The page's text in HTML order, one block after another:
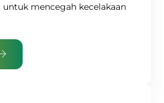
mencegah kecelakaan